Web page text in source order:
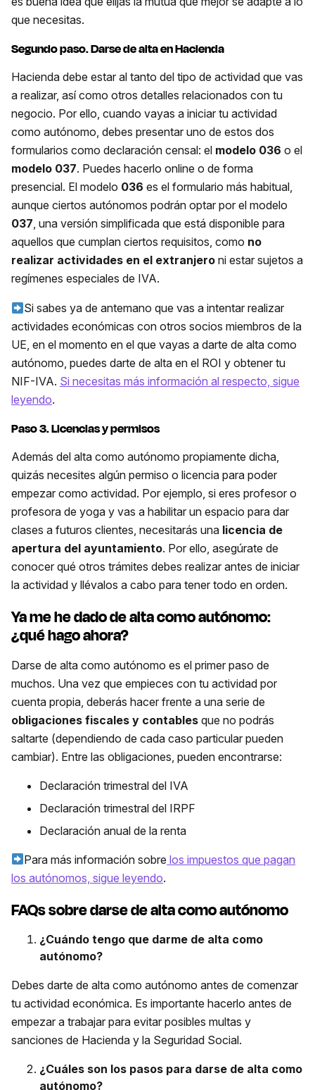
que necesitas.
Segundo paso. Darse de alta en Hacienda
Hacienda debe estar al tanto del tipo de actividad que vas
a realizar, así como otros detalles relacionados con tu
negocio. Por ello, cuando vayas a iniciar tu actividad
como autónomo, debes presentar uno de estos dos
formularios como declaración censal: el modelo 036 o el
modelo 037. Puedes hacerlo online o de forma
presencial. El modelo 036 es el formulario más habitual,
aunque ciertos autónomos podrán optar por el modelo
037, una versión simplificada que está disponible para
aquellos que cumplan ciertos requisitos, como no
realizar actividades en el extranjero ni estar sujetos a
regímenes especiales de IVA.
Si sabes ya de antemano que vas a intentar realizar
actividades económicas con otros socios miembros de la
UE, en el momento en el que vayas a darte de alta como
autónomo, puedes darte de alta en el ROI y obtener tu
NIF-IVA. Si necesitas más información al respecto, sigue
leyendo.
Paso 3. Licencias y permisos
Además del alta como autónomo propiamente dicha,
quizás necesites algún permiso o licencia para poder
empezar como actividad. Por ejemplo, si eres profesor o
profesora de yoga y vas a habilitar un espacio para dar
clases a futuros clientes, necesitarás una licencia de
apertura del ayuntamiento. Por ello, asegúrate de
conocer qué otros trámites debes realizar antes de iniciar
la actividad y llévalos a cabo para tener todo en orden.
Ya me he dado de alta como autónomo:
¿qué hago ahora?
Darse de alta como autónomo es el primer paso de
muchos. Una vez que empieces con tu actividad por
cuenta propia, deberás hacer frente a una serie de
obligaciones fiscales y contables que no podrás
saltarte (dependiendo de cada caso particular pueden
cambiar). Entre las obligaciones, pueden encontrarse:
Declaración trimestral del IVA
Declaración trimestral del IRPF
Declaración anual de la renta
Para más información sobre los impuestos que pagan
los autónomos, sigue leyendo.
FAQs sobre darse de alta como autónomo
¿Cuándo tengo que darme de alta como
autónomo?
Debes darte de alta como autónomo antes de comenzar
tu actividad económica. Es importante hacerlo antes de
empezar a trabajar para evitar posibles multas y
sanciones de Hacienda y la Seguridad Social.
¿Cuáles son los pasos para darse de alta como
autónomo?